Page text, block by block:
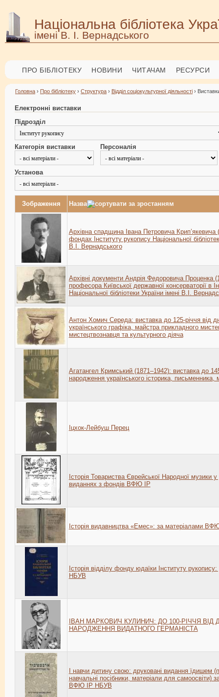
Національна бібліотека
імені В. І. Вернадського
ПРО БІБЛІОТЕКУ НОВИНИ ЧИТАЧАМ РЕСУРСИ
Головна › Про бібліотеку › Структура › Відділ соціокультурної діяльності ›
Електронні виставки
Підрозділ
Категорія виставки Персоналія
Установа
Зображення Назва
Архівна спадщина Івана Петровича Крип’якевича
фондах Інституту рукопису Національної
В.І. Вернадського
Архівні документи Андрія Федоровича Проценка
професора Київської державної консерваторії в
Національної бібліотеки України імені В.І.
Антон Хомич Середа: виставка до 125-річчя від
українського графіка, майстра прикладного
мистецтвознавця та культурного діяча
Агатангел Кримський (1871–1942): виставка до
народження українського історика, письменника,
Іцхок-Лейбуш Перец
Історія Товариства Єврейської Народної музики
виданнях з фондів ВФЮ ІР
Історія видавництва «Емес»: за матеріалами
Історія відділу фонду юдаїки Інституту
НБУВ
ІВАН МАРКОВИЧ КУЛИНИЧ: ДО 100-РІЧЧЯ ВІД
НАРОДЖЕННЯ ВИДАТНОГО ГЕРМАНІСТА
І навчи дитину свою: друковані видання їдишем
навчальні посібники, матеріали для самоосвіти)
ВФЮ ІР НБУВ